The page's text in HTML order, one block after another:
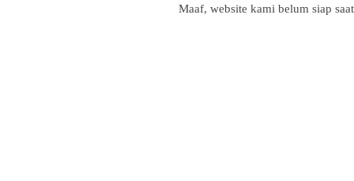
Maaf, website kami belum siap